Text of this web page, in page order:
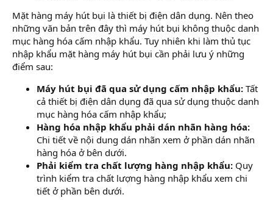
Mặt hàng máy hút bụi là thiết bị điện dân dụng. Nên theo
những văn bản trên đây thì máy hút bụi không thuộc danh
mục hàng hóa cấm nhập khẩu. Tuy nhiên khi làm thủ tục
nhập khẩu mặt hàng máy hút bụi cần phải lưu ý những
điểm sau:
Máy hút bụi đã qua sử dụng cấm nhập khẩu: Tất
cả thiết bị điện dân dụng đã qua sử dụng thuộc danh
mục hàng hóa cấm nhập khẩu;
Hàng hóa nhập khẩu phải dán nhãn hàng hóa:
Chi tiết về nội dung dán nhãn xem ở phần dán nhãn
hàng hóa ở bên dưới.
Phải kiểm tra chất lượng hàng nhập khẩu: Quy
trình kiểm tra chất lượng hàng nhập khẩu xem chi
tiết ở phần bên dưới.